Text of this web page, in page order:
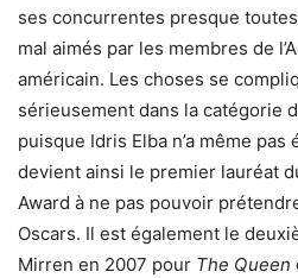
ses concurrentes presque
mal aimés par les membres de
américain. Les choses se
sérieusement dans la catégorie
puisque Idris Elba n’a même pas
devient ainsi le premier lauréat
Award à ne pas pouvoir
Oscars. Il est également le
Mirren en 2007 pour The Queen